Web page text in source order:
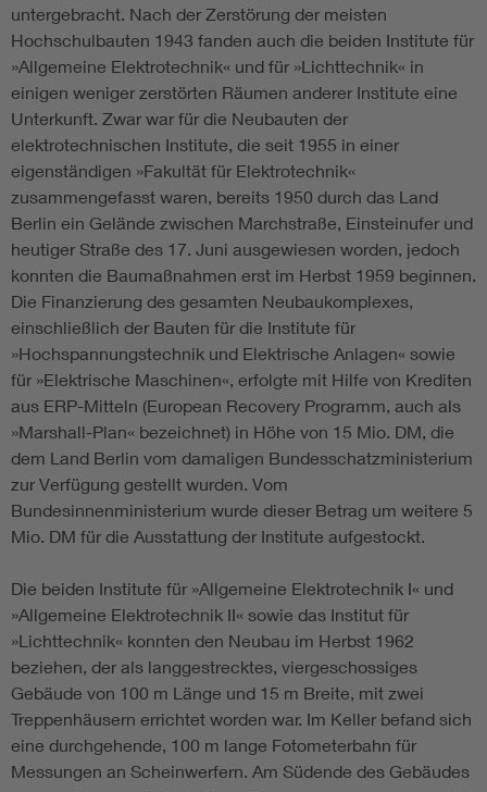
untergebracht. Nach der Zerstörung der meisten
Hochschulbauten 1943 fanden auch die beiden Institute für
»Allgemeine Elektrotechnik« und für »Lichttechnik« in
einigen weniger zerstörten Räumen anderer Institute eine
Unterkunft. Zwar war für die Neubauten der
elektrotechnischen Institute, die seit 1955 in einer
eigenständigen »Fakultät für Elektrotechnik«
zusammengefasst waren, bereits 1950 durch das Land
Berlin ein Gelände zwischen Marchstraße, Einsteinufer und
heutiger Straße des 17. Juni ausgewiesen worden, jedoch
konnten die Baumaßnahmen erst im Herbst 1959 beginnen.
Die Finanzierung des gesamten Neubaukomplexes,
einschließlich der Bauten für die Institute für
»Hochspannungstechnik und Elektrische Anlagen« sowie
für »Elektrische Maschinen«, erfolgte mit Hilfe von Krediten
aus ERP-Mitteln (European Recovery Programm, auch als
»Marshall-Plan« bezeichnet) in Höhe von 15 Mio. DM, die
dem Land Berlin vom damaligen Bundesschatzministerium
zur Verfügung gestellt wurden. Vom
Bundesinnenministerium wurde dieser Betrag um weitere 5
Mio. DM für die Ausstattung der Institute aufgestockt.
Die beiden Institute für »Allgemeine Elektrotechnik I« und
»Allgemeine Elektrotechnik II« sowie das Institut für
»Lichttechnik« konnten den Neubau im Herbst 1962
beziehen, der als langgestrecktes, viergeschossiges
Gebäude von 100 m Länge und 15 m Breite, mit zwei
Treppenhäusern errichtet worden war. Im Keller befand sich
eine durchgehende, 100 m lange Fotometerbahn für
Messungen an Scheinwerfern. Am Südende des Gebäudes